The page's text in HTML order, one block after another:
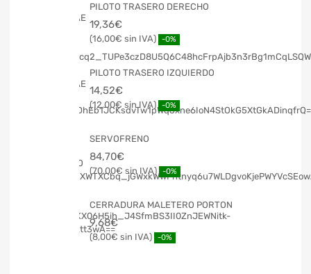
PILOTO TRASERO DERECHO
19,36€
16,00€ -0%
PILOTO TRASERO IZQUIERDO
14,52€
12,00€ -0%
SERVOFRENO
84,70€
70,00€ -0%
CERRADURA MALETERO PORTON
9,68€
8,00€ -0%